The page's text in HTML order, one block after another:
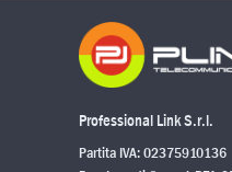
Professional Link S.r.l.
Partita IVA: 02375910136